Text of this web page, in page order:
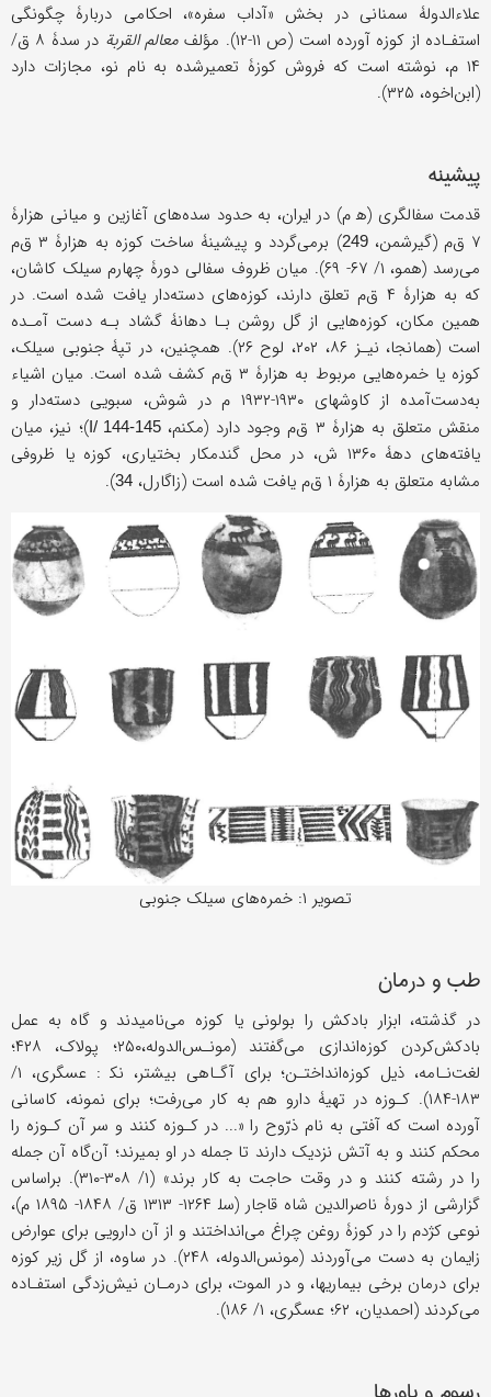
علاءالدولۀ سمنانی در بخش «آداب سفره»، احکامی دربارۀ چگونگی
استفـاده از کوزه آورده است (ص ۱۱-۱۲). مؤلف
معالم القربة
در سدۀ ۸ ق/
۱۴ م، نوشته است که فروش کوزۀ تعمیر‌شده به نام نو، مجازات دارد
(ابن‌اخوه، ۳۲۵).
پیشینه
قدمت سفالگری (ه‍ م) در ایران، به حدود سده‌های آغازین و میانی هزارۀ
۷ ق‌م (گیرشمن،
249
) برمی‌گردد و پیشینۀ ساخت کوزه به هزارۀ ۳ ق‌م
می‌رسد (همو، ۱/ ۶۷- ۶۹). میان ظروف سفالی دورۀ چهارم سیلک کاشان،
که به هزارۀ ۴ ق‌م تعلق دارند، کوزه‌های دسته‌دار یافت شده‌ است. در
همین مکان، کوزه‌هایی از گل روشن بـا دهانۀ گشاد بـه دست آمـده
است (همانجا، نیـز ۸۶، ۲۰۲، لوح ۲۶). همچنین، در تپۀ جنوبی سیلک،
کوزه یا خمره‌هایی مربوط به هزارۀ ۳ ق‌م کشف شده است. میان اشیاء
به‌دست‌آمده از کاوشهای ۱۹۳۰-۱۹۳۲ م در شوش، سبویی دسته‌دار و
منقش متعلق به هزارۀ ۳ ق‌م وجود دارد (مکنم،
145-I/ 144
)؛ نیز، میان
یافته‌های دهۀ ۱۳۶۰ ش، در محل گندمکار بختیاری، کوزه یا ظروفی
مشابه متعلق به هزارۀ ۱ ق‌م یافت شده است (زاگارل،
34
).
تصویر ۱: خمره‌های سیلک جنوبی
طب و درمان
در گذشته، ابزار بادکش را بولونی یا کوزه می‌نامیدند و گاه به عمل
بادکش‌کردن کوزه‌اندازی می‌گفتند (مونـس‌الدوله،۲۵۰؛ پولاک، ۴۲۸؛
لغت‌نـامه، ذیل کوزه‌انداختـن؛ برای آگـاهی بیشتر، نک‍ : عسگری، ۱/
۱۸۳-۱۸۴). کـوزه در تهیۀ دارو هم به کار می‌رفت؛ برای نمونه، کاسانی
آورده است که آفتی به نام ذرّوح را «... در کـوزه کنند و سر آن کـوزه را
محکم کنند و به آتش نزدیک دارند تا جمله در او بمیرند؛ آن‌گاه آن جمله
را در رشته کنند و در وقت حاجت به کار برند» (۱/ ۳۰۸-۳۱۰). براساس
گزارشی از دورۀ ناصرالدین شاه قاجار (سل‍ ۱۲۶۴- ۱۳۱۳ ق/ ۱۸۴۸- ۱۸۹۵ م)،
نوعی کژدم را در کوزۀ روغن چراغ می‌انداختند و از آن دارویی برای عوارض
زایمان به دست می‌آوردند (مونس‌الدوله، ۲۴۸). در ساوه، از گل زیر کوزه
برای درمان برخی بیماریها، و در الموت، برای درمـان نیش‌زدگی استفـاده
می‌کردند (احمدیان، ۶۲؛ عسگری، ۱/ ۱۸۶).